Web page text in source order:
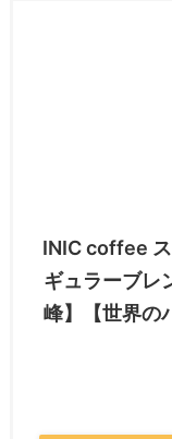
INIC coffee
ギュラーブレ
峰】【世界の